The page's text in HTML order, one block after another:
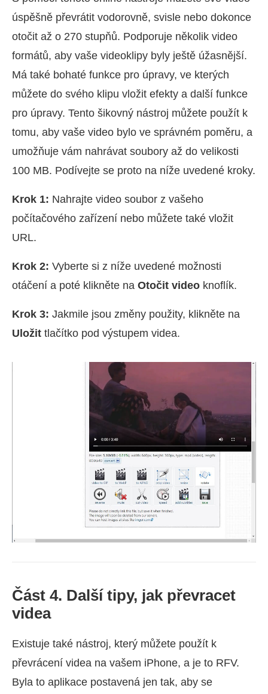
úspěšně převrátit vodorovně, svisle nebo dokonce
otočit až o 270 stupňů. Podporuje několik video
formátů, aby vaše videoklipy byly ještě úžasnější.
Má také bohaté funkce pro úpravy, ve kterých
můžete do svého klipu vložit efekty a další funkce
pro úpravy. Tento šikovný nástroj můžete použít k
tomu, aby vaše video bylo ve správném poměru, a
umožňuje vám nahrávat soubory až do velikosti
100 MB. Podívejte se proto na níže uvedené kroky.
Krok 1: Nahrajte video soubor z vašeho
počítačového zařízení nebo můžete také vložit
URL.
Krok 2: Vyberte si z níže uvedené možnosti
otáčení a poté klikněte na Otočit video knoflík.
Krok 3: Jakmile jsou změny použity, klikněte na
Uložit tlačítko pod výstupem videa.
Část 4. Další tipy, jak převracet
videa
Existuje také nástroj, který můžete použít k
převrácení videa na vašem iPhone, a je to RFV.
Byla to aplikace postavená jen tak, aby se